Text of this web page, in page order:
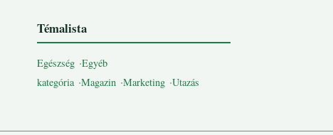
Témalista
Egészség Egyéb
kategória Magazin Marketing Utazás